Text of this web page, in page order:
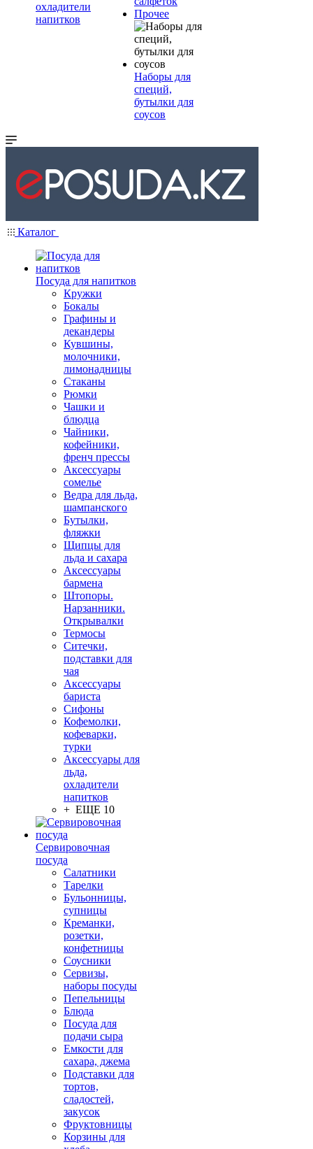
охладители
напитков
Прочее
Наборы для
специй,
бутылки для
соусов
Каталог
Посуда для напитков
Кружки
Бокалы
Графины и
декандеры
Кувшины,
молочники,
лимонадницы
Стаканы
Рюмки
Чашки и
блюдца
Чайники,
кофейники,
френч прессы
Аксессуары
сомелье
Ведра для льда,
шампанского
Бутылки,
фляжки
Щипцы для
льда и сахара
Аксессуары
бармена
Штопоры.
Нарзанники.
Открывалки
Термосы
Ситечки,
подставки для
чая
Аксессуары
бариста
Сифоны
Кофемолки,
кофеварки,
турки
Аксессуары для
льда,
охладители
напитков
+ ЕЩЕ 10
Сервировочная
посуда
Салатники
Тарелки
Бульонницы,
супницы
Креманки,
розетки,
конфетницы
Соусники
Сервизы,
наборы посуды
Пепельницы
Блюда
Посуда для
подачи сыра
Емкости для
сахара, джема
Подставки для
тортов,
сладостей,
закусок
Фруктовницы
Корзины для